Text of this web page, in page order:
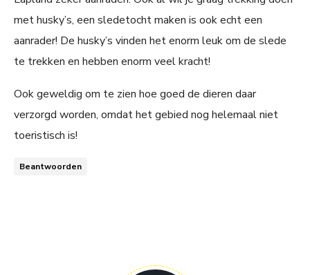
met husky’s, een sledetocht maken is ook echt een
aanrader! De husky’s vinden het enorm leuk om de slede
te trekken en hebben enorm veel kracht!
Ook geweldig om te zien hoe goed de dieren daar
verzorgd worden, omdat het gebied nog helemaal niet
toeristisch is!
Beantwoorden